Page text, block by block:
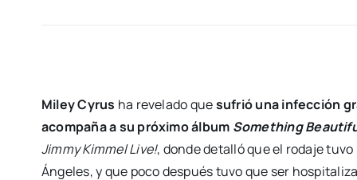
Miley Cyrus ha revelado quesufrió una infección
acompaña a su próximo álbum Something
Jimmy Kimmel Live!, donde detalló que el rodaje tuvo
Ángeles, y que poco después tuvo que ser